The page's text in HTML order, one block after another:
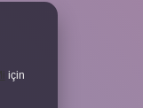
için